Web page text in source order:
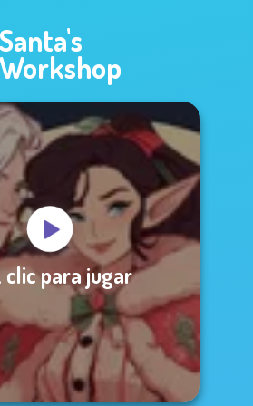
Santa's
Workshop
clic para jugar